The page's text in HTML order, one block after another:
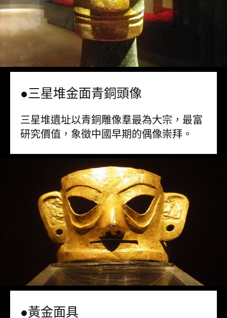
●三星堆金面青銅頭像
三星堆遺址以青銅雕像羣最為大宗，最富
研究價值，象徵中國早期的偶像崇拜。
●黃金面具